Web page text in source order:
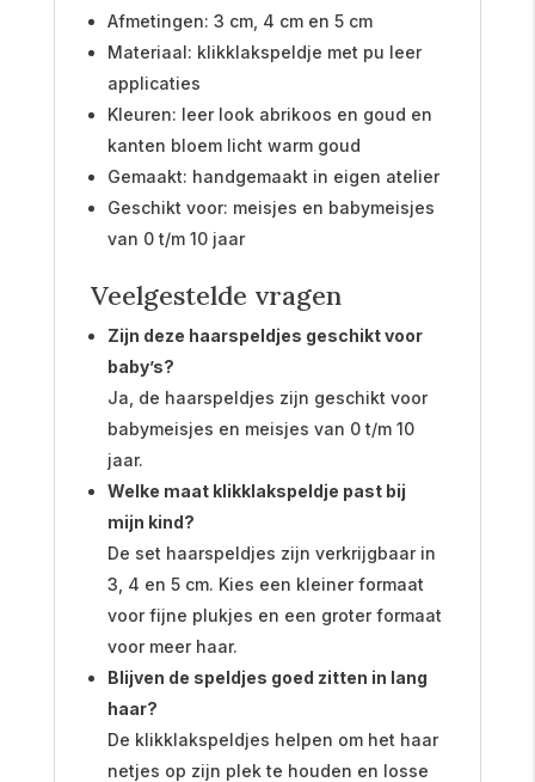
Afmetingen: 3 cm, 4 cm en 5 cm
Materiaal: klikklakspeldje met pu leer
applicaties
Kleuren: leer look abrikoos en goud en
kanten bloem licht warm goud
Gemaakt: handgemaakt in eigen atelier
Geschikt voor: meisjes en babymeisjes
van 0 t/m 10 jaar
Veelgestelde vragen
Zijn deze haarspeldjes geschikt voor
baby’s?
Ja, de haarspeldjes zijn geschikt voor
babymeisjes en meisjes van 0 t/m 10
jaar.
Welke maat klikklakspeldje past bij
mijn kind?
De set haarspeldjes zijn verkrijgbaar in
3, 4 en 5 cm. Kies een kleiner formaat
voor fijne plukjes en een groter formaat
voor meer haar.
Blijven de speldjes goed zitten in lang
haar?
De klikklakspeldjes helpen om het haar
netjes op zijn plek te houden en losse